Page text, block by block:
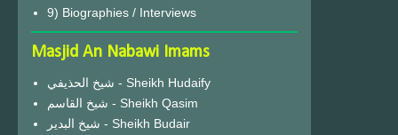
9) Biographies / Interviews
Masjid An Nabawi Imams
شيخ الحذيفي - Sheikh Hudaify
شيخ القاسم - Sheikh Qasim
شيخ البدير - Sheikh Budair